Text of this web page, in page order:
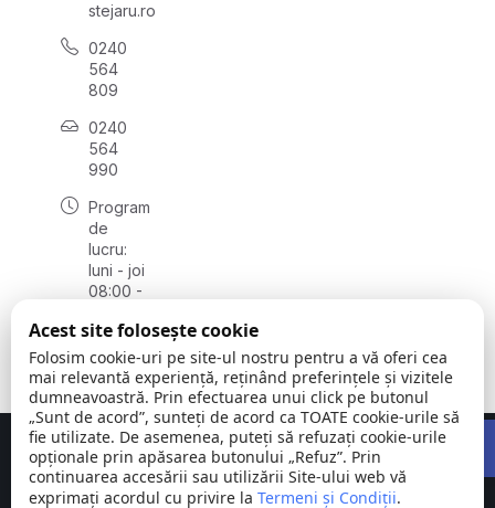
stejaru.ro
0240
564
809
0240
564
990
Program
de
lucru:
luni - joi
08:00 -
vineri
08:00 -
14:00
Comuna © Toate
Concept realizat deBig Media Relații Publice SRL
Acest site folosește cookie
Folosim cookie-uri pe site-ul nostru pentru a vă oferi cea
mai relevantă experiență, reținând preferințele și vizitele
dumneavoastră. Prin efectuarea unui click pe butonul
„Sunt de acord”, sunteți de acord ca TOATE cookie-urile să
fie utilizate. De asemenea, puteți să refuzați cookie-urile
opționale prin apăsarea butonului „Refuz”. Prin
continuarea accesării sau utilizării Site-ului web vă
exprimați acordul cu privire la Termeni și Condiții.